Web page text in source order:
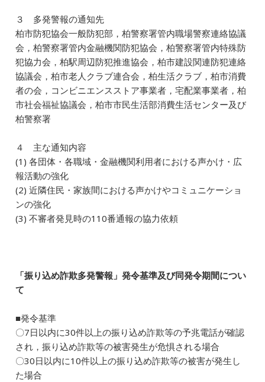
３ 多発警報の通知先
柏市防犯協会一般防犯部，柏警察署管内職場警察連絡協議
会，柏警察署管内金融機関防犯協会，柏警察署管内特殊防
犯協力会，柏駅周辺防犯推進協会，柏市建設関連防犯連絡
協議会，柏市老人クラブ連合会，柏生活クラブ，柏市消費
者の会，コンビニエンスストア事業者，宅配業事業者，柏
市社会福祉協議会，柏市市民生活部消費生活センター及び
柏警察署
４ 主な通知内容
(1) 各団体・各職域・金融機関利用者における声かけ・広
報活動の強化
(2) 近隣住民・家族間における声かけやコミュニケーショ
ンの強化
(3) 不審者発見時の110番通報の協力依頼
「振り込め詐欺多発警報」発令基準及び同発令期間につい
て
■発令基準
〇7日以内に30件以上の振り込め詐欺等の予兆電話が確認
され，振り込め詐欺等の被害発生が危惧される場合
〇30日以内に10件以上の振り込め詐欺等の被害が発生し
た場合